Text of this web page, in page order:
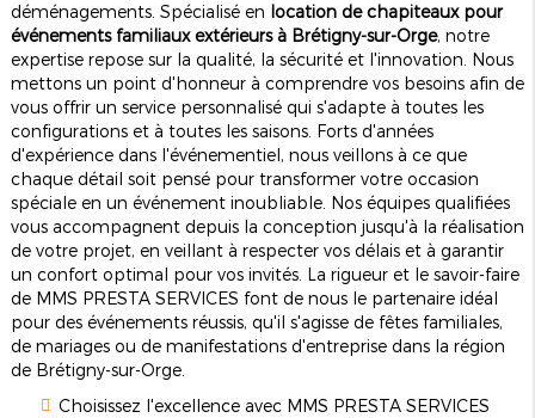
déménagements. Spécialisé en location de chapiteaux pour
événements familiaux extérieurs à Brétigny-sur-Orge, notre
expertise repose sur la qualité, la sécurité et l'innovation. Nous
mettons un point d'honneur à comprendre vos besoins afin de
vous offrir un service personnalisé qui s'adapte à toutes les
configurations et à toutes les saisons. Forts d'années
d'expérience dans l'événementiel, nous veillons à ce que
chaque détail soit pensé pour transformer votre occasion
spéciale en un événement inoubliable. Nos équipes qualifiées
vous accompagnent depuis la conception jusqu'à la réalisation
de votre projet, en veillant à respecter vos délais et à garantir
un confort optimal pour vos invités. La rigueur et le savoir-faire
de MMS PRESTA SERVICES font de nous le partenaire idéal
pour des événements réussis, qu'il s'agisse de fêtes familiales,
de mariages ou de manifestations d'entreprise dans la région
de Brétigny-sur-Orge.
Choisissez l'excellence avec MMS PRESTA SERVICES